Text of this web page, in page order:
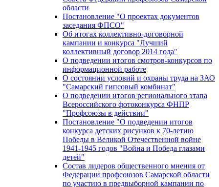
области
Постановление "О проектах документов
заседания ФПСО"
Об итогах коллективно-договорной
кампании и конкурса "Лучший
коллективный договор 2014 года"
О подведении итогов смотров-конкурсов по
информационной работе
О состоянии условий и охраны труда на ЗАО
"Самарский гипсовый комбинат"
О подведении итогов регионального этапа
Всероссийского фотоконкурса ФНПР
"Профсоюзы в действии"
Постановление "О подведении итогов
конкурса детских рисунков к 70-летию
Победы в Великой Отечественной войне
1941-1945 годов "Война и Победа глазами
детей"
Состав лидеров общественного мнения от
Федерации профсоюзов Самарской области
по участию в предвыборной кампании по